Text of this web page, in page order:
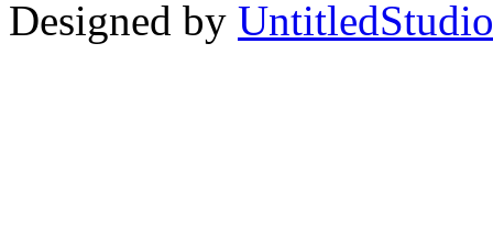
Designed by UntitledStudio